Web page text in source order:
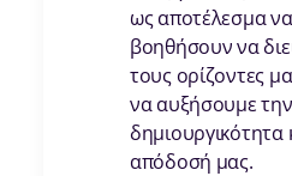
ως αποτέλεσμα
βοηθήσουν να
τους ορίζοντες
να αυξήσουμε την
δημιουργικότητα
απόδοσή μας.